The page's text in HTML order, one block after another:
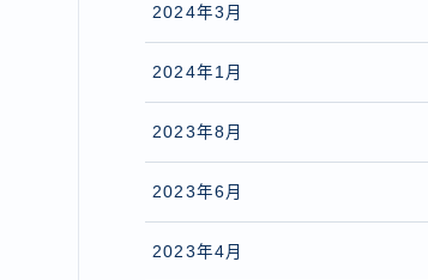
2024年3月
2024年1月
2023年8月
2023年6月
2023年4月